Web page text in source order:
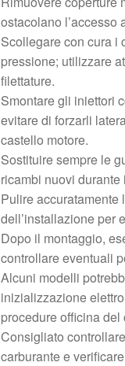
ostacolano l’accesso
Scollegare con cura i
pressione; utilizzare
filettature.
Smontare gli iniettori
evitare di forzarli
castello motore.
Sostituire sempre le
ricambi nuovi durante
Pulire accuratamente
dell’installazione per
Dopo il montaggio,
controllare eventuali
Alcuni modelli
inizializzazione
procedure officina del
Consigliato
carburante e